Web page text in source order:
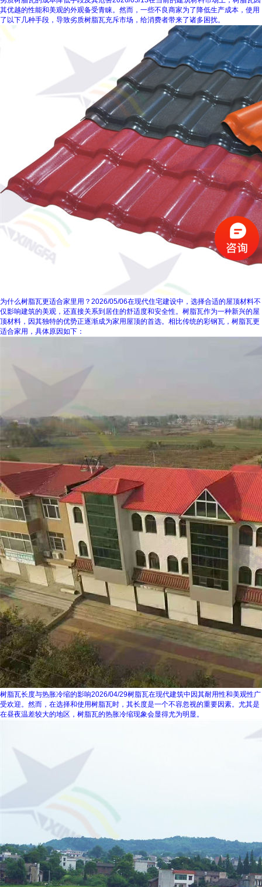
其优越的性能和美观的外观备受青睐。然而，一些不良商家为了降低生产成本，使用
了以下几种手段，导致劣质树脂瓦充斥市场，给消费者带来了诸多困扰。
为什么树脂瓦更适合家里用？ 2026/05/06在现代住宅建设中，选择合适的屋顶材料不
仅影响建筑的美观，还直接关系到居住的舒适度和安全性。树脂瓦作为一种新兴的屋
顶材料，因其独特的优势正逐渐成为家用屋顶的首选。相比传统的彩钢瓦，树脂瓦更
适合家用，具体原因如下：
树脂瓦长度与热胀冷缩的影响2026/04/29树脂瓦在现代建筑中因其耐用性和美观性广
受欢迎。然而，在选择和使用树脂瓦时，其长度是一个不容忽视的重要因素。尤其是
在昼夜温差较大的地区，树脂瓦的热胀冷缩现象会显得尤为明显。